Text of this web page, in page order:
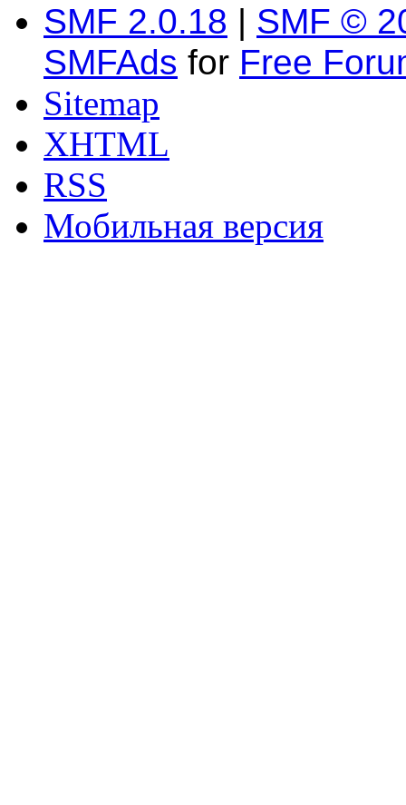
SMF 2.0.18 | SMF ©
SMFAds for Free
Sitemap
XHTML
RSS
Мобильная версия